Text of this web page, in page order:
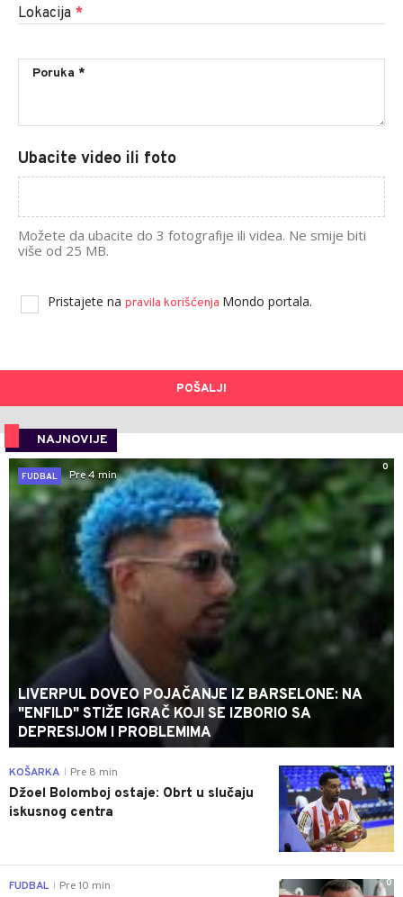
Lokacija *
Ubacite video ili foto
Možete da ubacite do 3 fotografije ili videa. Ne smije biti
više od 25 MB.
Pristajete na pravila korišćenja Mondo portala.
POŠALJI
NAJNOVIJE
0
FUDBAL
Pre 4 min
LIVERPUL DOVEO POJAČANJE IZ BARSELONE: NA
"ENFILD" STIŽE IGRAČ KOJI SE IZBORIO SA
DEPRESIJOM I PROBLEMIMA
0
KOŠARKA Pre 8 min
Džoel Bolomboj ostaje: Obrt u slučaju
iskusnog centra
0
FUDBAL Pre 10 min